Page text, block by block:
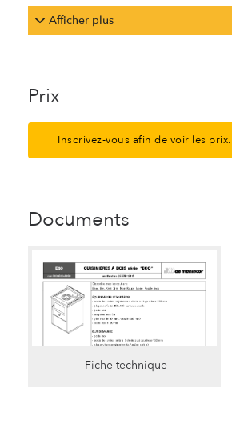
Afficher plus
Prix
Inscrivez-vous afin de voir les prix.
Documents
Fiche technique